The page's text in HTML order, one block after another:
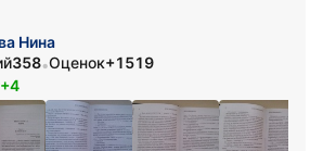
Нина
358•Оценок+1519
+4